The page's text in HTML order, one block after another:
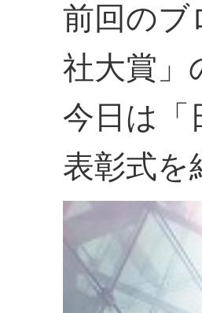
前回のブ
社大賞」
今日は「
表彰式を